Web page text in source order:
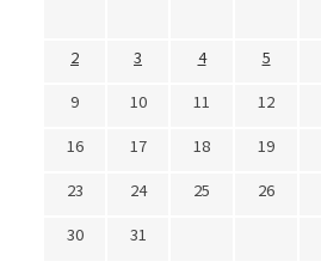
2
3 4 5
9
10 11 12
16
17 18 19
23
24 25 26
30
31